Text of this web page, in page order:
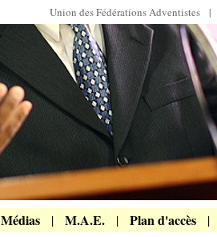
Union des Fédérations Adventistes |
Médias| M.A.E.| Plan d'accès|